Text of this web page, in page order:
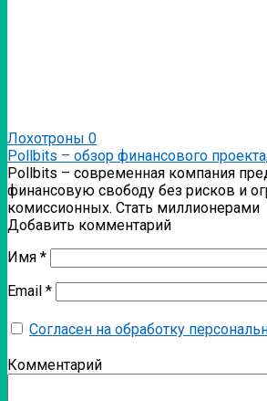
Лохотроны 0
Pollbits – обзор финансового
Pollbits – современная компания
финансовую свободу без рисков и
комиссионных. Стать миллионерами
Добавить комментарий
Имя *
Email *
Согласен на обработку
Комментарий